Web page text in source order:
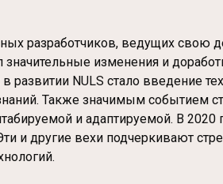
разработчиков, ведущих свою
изменения и
NULS стало введение
Также значимым событием
и адаптируемой. В 2020
и другие вехи подчеркивают